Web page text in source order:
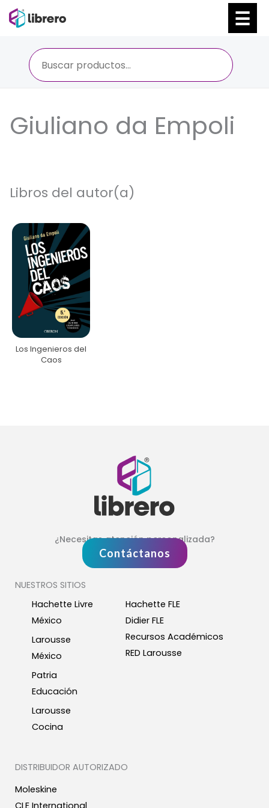
Giuliano da Empoli
Libros del autor(a)
Los Ingenieros del
Caos
¿Necesitas atención personalizada?
Contáctanos
NUESTROS SITIOS
Hachette Livre
México
Larousse
México
Patria
Educación
Larousse
Cocina
Hachette FLE
Didier FLE
Recursos Académicos
RED Larousse
DISTRIBUIDOR AUTORIZADO
Moleskine